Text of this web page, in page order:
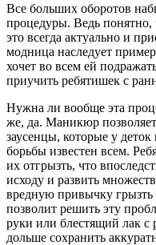
Все больших оборотов
процедуры. Ведь
это всегда актуально и
модница наследует
хочет во всем ей
приучить ребятишек с
Нужна ли вообще эта
же, да. Маникюр
заусенцы, которые у
борьбы известен всем.
их отгрызть, что
исходу и развить
вредную привычку
позволит решить эту
руки или блестящий лак с
дольше сохранить